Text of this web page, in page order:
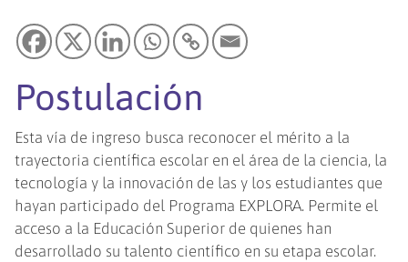
Postulación
Esta vía de ingreso busca reconocer el mérito a la
trayectoria científica escolar en el área de la ciencia, la
tecnología y la innovación de las y los estudiantes que
hayan participado del Programa EXPLORA. Permite el
acceso a la Educación Superior de quienes han
desarrollado su talento científico en su etapa escolar.